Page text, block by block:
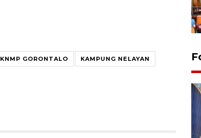
KNMP GORONTALO KAMPUNG NELAYAN